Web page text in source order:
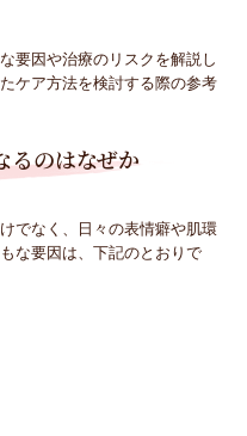
要因や治療のリスクを解説し
ケア方法を検討する際の参考
るのはなぜか
でなく、日々の表情癖や肌環
な要因は、下記のとおりで